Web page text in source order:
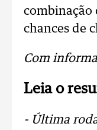
combinação
chances de
Com
Leia o
- Última